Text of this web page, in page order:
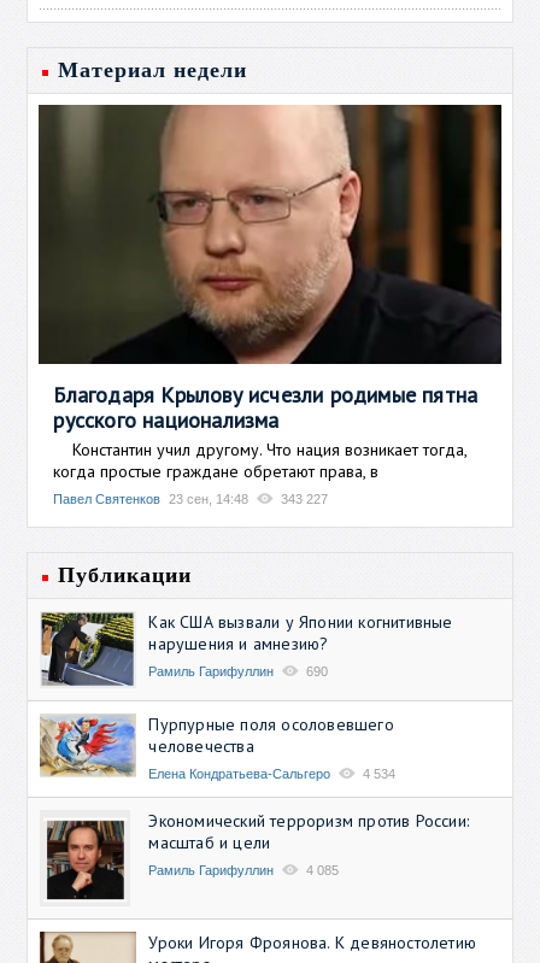
Материал недели
Благодаря Крылову исчезли родимые пятна
русского национализма
Константин учил другому. Что нация возникает тогда,
когда простые граждане обретают права, в
Павел Святенков 23 сен, 14:48 343 227
Публикации
Как США вызвали у Японии когнитивные
нарушения и амнезию?
Рамиль Гарифуллин 690
Пурпурные поля осоловевшего
человечества
Елена Кондратьева-Сальгеро 4 534
Экономический терроризм против России:
масштаб и цели
Рамиль Гарифуллин 4 085
Уроки Игоря Фроянова. К девяностолетию